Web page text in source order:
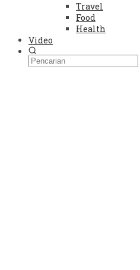
Travel
Food
Health
Video